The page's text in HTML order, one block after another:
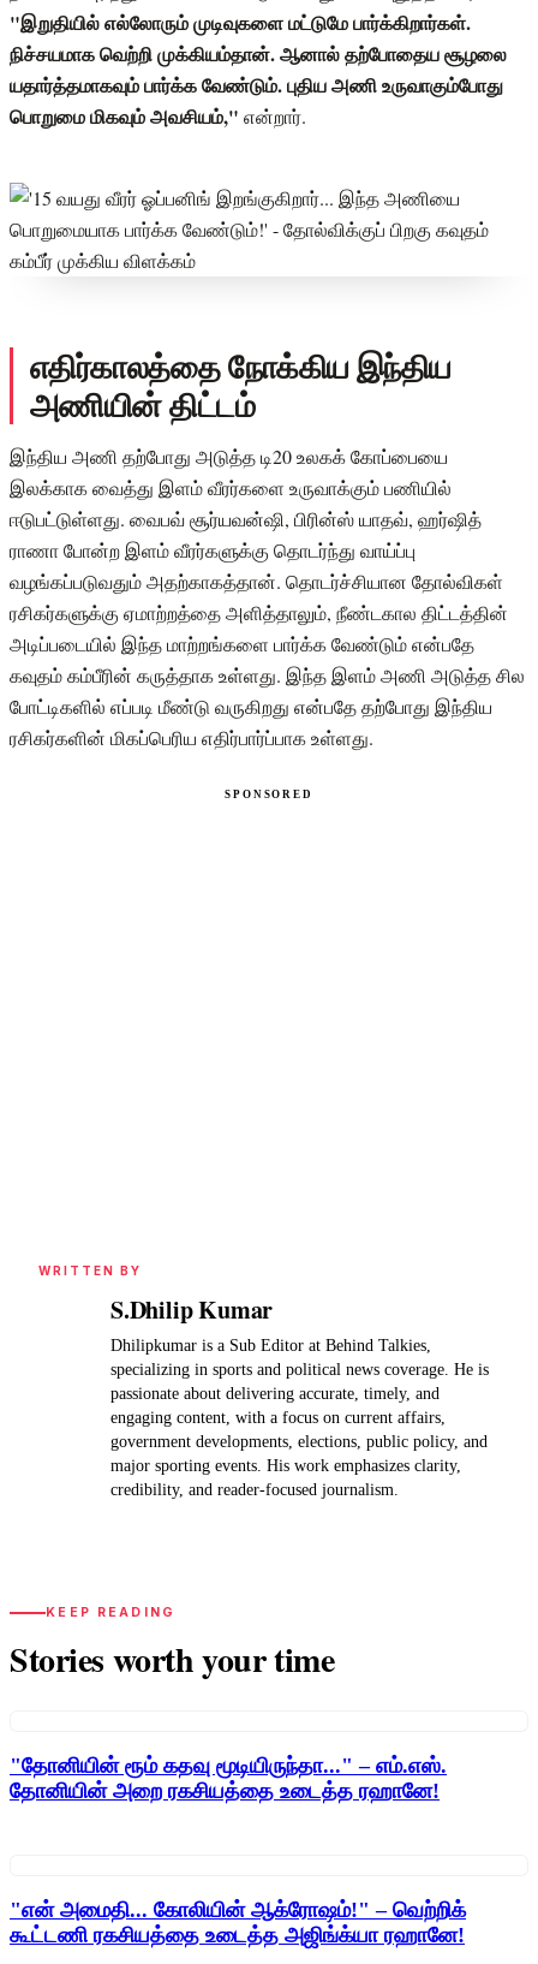
"இறுதியில் எல்லோரும் முடிவுகளை மட்டுமே பார்க்கிறார்கள்.
நிச்சயமாக வெற்றி முக்கியம்தான். ஆனால் தற்போதைய சூழலை
யதார்த்தமாகவும் பார்க்க வேண்டும். புதிய அணி உருவாகும்போது
பொறுமை மிகவும் அவசியம்," என்றார்.
எதிர்காலத்தை நோக்கிய இந்திய
அணியின் திட்டம்
இந்திய அணி தற்போது அடுத்த டி20 உலகக் கோப்பையை
இலக்காக வைத்து இளம் வீரர்களை உருவாக்கும் பணியில்
ஈடுபட்டுள்ளது. வைபவ் சூர்யவன்ஷி, பிரின்ஸ் யாதவ், ஹர்ஷித்
ராணா போன்ற இளம் வீரர்களுக்கு தொடர்ந்து வாய்ப்பு
வழங்கப்படுவதும் அதற்காகத்தான். தொடர்ச்சியான தோல்விகள்
ரசிகர்களுக்கு ஏமாற்றத்தை அளித்தாலும், நீண்டகால திட்டத்தின்
அடிப்படையில் இந்த மாற்றங்களை பார்க்க வேண்டும் என்பதே
கவுதம் கம்பீரின் கருத்தாக உள்ளது. இந்த இளம் அணி அடுத்த சில
போட்டிகளில் எப்படி மீண்டு வருகிறது என்பதே தற்போது இந்திய
ரசிகர்களின் மிகப்பெரிய எதிர்பார்ப்பாக உள்ளது.
WRITTEN BY
S.Dhilip Kumar
Dhilipkumar is a Sub Editor at Behind Talkies,
specializing in sports and political news coverage. He is
passionate about delivering accurate, timely, and
engaging content, with a focus on current affairs,
government developments, elections, public policy, and
major sporting events. His work emphasizes clarity,
credibility, and reader-focused journalism.
KEEP READING
Stories worth your time
"தோனியின் ரூம் கதவு மூடியிருந்தா..." – எம்.எஸ்.
தோனியின் அறை ரகசியத்தை உடைத்த ரஹானே!
"என் அமைதி... கோலியின் ஆக்ரோஷம்!" – வெற்றிக்
கூட்டணி ரகசியத்தை உடைத்த அஜிங்க்யா ரஹானே!